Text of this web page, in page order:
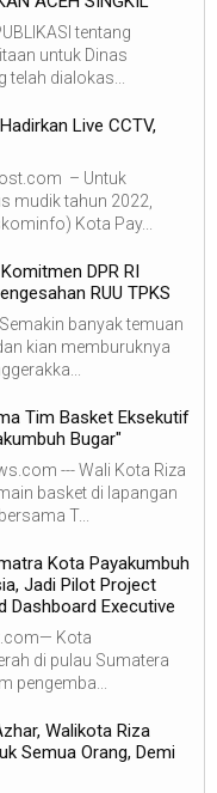
tentang
untuk Dinas
dialokas...
Live CCTV,
– Untuk
mudik tahun 2022,
Kota Pay...
DPR RI
RUU TPKS
banyak temuan
kian memburuknya
Tim Basket Eksekutif
Bugar"
--- Wali Kota Riza
basket di lapangan
T...
Kota Payakumbuh
Jadi Pilot Project
Dashboard Executive
Kota
di pulau Sumatera
pengemba...
Walikota Riza
Semua Orang, Demi